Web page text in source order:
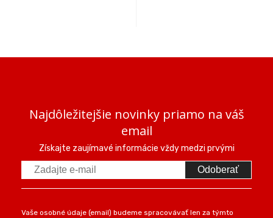
Najdôležitejšie novinky priamo na váš
email
Získajte zaujímavé informácie vždy medzi prvými
Odoberať
Vaše osobné údaje (email) budeme spracovávať len za týmto